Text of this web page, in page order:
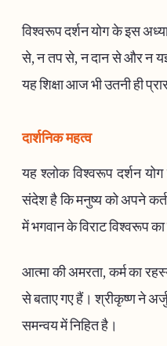
विश्वरूप दर्शन योग के इस
से, न तप से, न दान से और न
यह शिक्षा आज भी उतनी ही
दार्शनिक महत्व
यह श्लोक विश्वरूप दर्शन योग
संदेश है कि मनुष्य को अपने
में भगवान के विराट विश्वरूप
आत्मा की अमरता, कर्म का
से बताए गए हैं। श्रीकृष्ण ने
समन्वय में निहित है।